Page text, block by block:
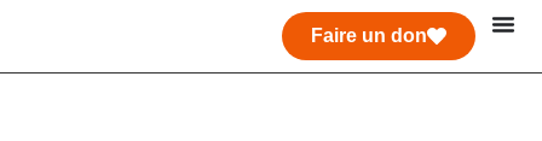
Faire un don